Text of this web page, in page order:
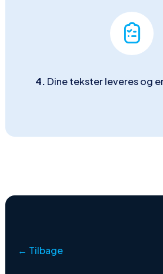
4. Dine tekster leveres og
← Tilbage